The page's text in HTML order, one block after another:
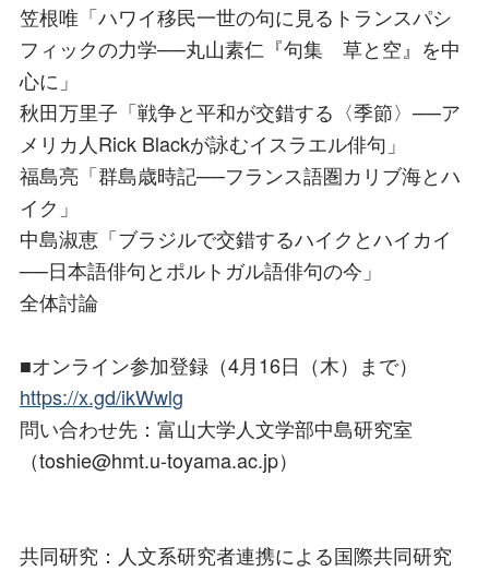
笠根唯「ハワイ移民一世の句に見るトランスパシ
フィックの力学──丸山素仁『句集 草と空』を中
心に」
秋田万里子「戦争と平和が交錯する〈季節〉──ア
メリカ人Rick Blackが詠むイスラエル俳句」
福島亮「群島歳時記──フランス語圏カリブ海とハ
イク」
中島淑恵「ブラジルで交錯するハイクとハイカイ
──日本語俳句とポルトガル語俳句の今」
全体討論
■オンライン参加登録（4月16日（木）まで）
https://x.gd/ikWwlg
問い合わせ先：富山大学人文学部中島研究室
（toshie@hmt.u-toyama.ac.jp）
共同研究：人文系研究者連携による国際共同研究